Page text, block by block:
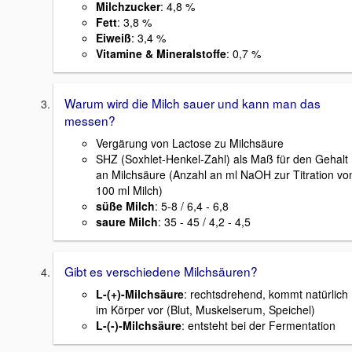
Milchzucker: 4,8 %
Fett: 3,8 %
Eiweiß: 3,4 %
Vitamine & Mineralstoffe: 0,7 %
Warum wird die Milch sauer und kann man das
messen?
Vergärung von Lactose zu Milchsäure
SHZ (Soxhlet-Henkel-Zahl) als Maß für den Gehalt
an Milchsäure (Anzahl an ml NaOH zur Titration
100 ml Milch)
süße Milch: 5-8 / 6,4 - 6,8
saure Milch: 35 - 45 / 4,2 - 4,5
Gibt es verschiedene Milchsäuren?
L-(+)-Milchsäure: rechtsdrehend, kommt natürlich
im Körper vor (Blut, Muskelserum, Speichel)
L-(-)-Milchsäure: entsteht bei der Fermentation